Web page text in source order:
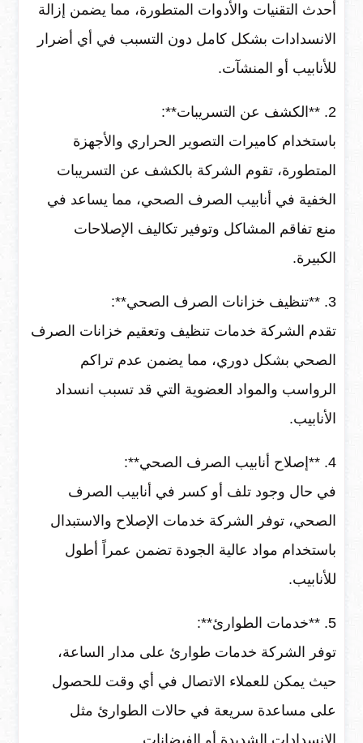
أحدث التقنيات والأدوات المتطورة، مما يضمن إزالة
الانسدادات بشكل كامل دون التسبب في أي أضرار
للأنابيب أو المنشآت.
2. **الكشف عن التسريبات**:
باستخدام كاميرات التصوير الحراري والأجهزة
المتطورة، تقوم الشركة بالكشف عن التسريبات
الخفية في أنابيب الصرف الصحي، مما يساعد في
منع تفاقم المشاكل وتوفير تكاليف الإصلاحات
الكبيرة.
3. **تنظيف خزانات الصرف الصحي**:
تقدم الشركة خدمات تنظيف وتعقيم خزانات الصرف
الصحي بشكل دوري، مما يضمن عدم تراكم
الرواسب والمواد العضوية التي قد تسبب انسداد
الأنابيب.
4. **إصلاح أنابيب الصرف الصحي**:
في حال وجود تلف أو كسر في أنابيب الصرف
الصحي، توفر الشركة خدمات الإصلاح والاستبدال
باستخدام مواد عالية الجودة تضمن عمراً أطول
للأنابيب.
5. **خدمات الطوارئ**:
توفر الشركة خدمات طوارئ على مدار الساعة،
حيث يمكن للعملاء الاتصال في أي وقت للحصول
على مساعدة سريعة في حالات الطوارئ مثل
الانسدادات الشديدة أو الفيضانات.